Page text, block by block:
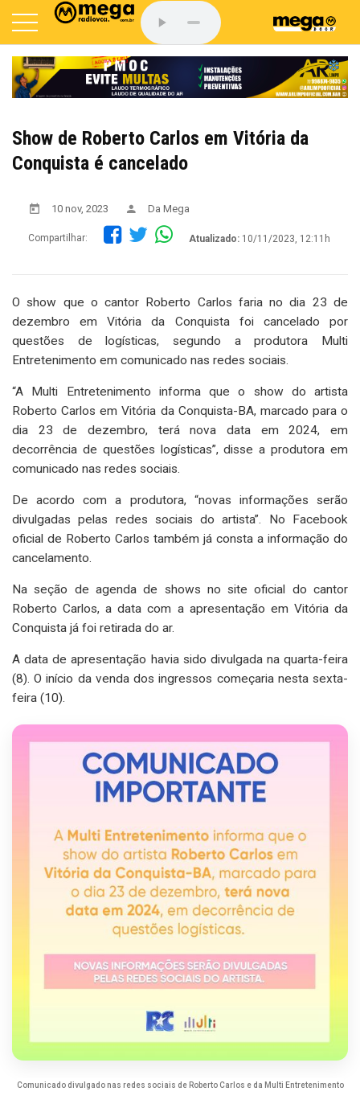
Show de Roberto Carlos em Vitória da
Conquista é cancelado
10 nov, 2023 Da Mega
Compartilhar: Atualizado: 10/11/2023, 12:11h
O show que o cantor Roberto Carlos faria no dia 23 de
dezembro em Vitória da Conquista foi cancelado por
questões de logísticas, segundo a produtora Multi
Entretenimento em comunicado nas redes sociais.
“A Multi Entretenimento informa que o show do artista
Roberto Carlos em Vitória da Conquista-BA, marcado para o
dia 23 de dezembro, terá nova data em 2024, em
decorrência de questões logísticas”, disse a produtora em
comunicado nas redes sociais.
De acordo com a produtora, “novas informações serão
divulgadas pelas redes sociais do artista”. No Facebook
oficial de Roberto Carlos também já consta a informação do
cancelamento.
Na seção de agenda de shows no site oficial do cantor
Roberto Carlos, a data com a apresentação em Vitória da
Conquista já foi retirada do ar.
A data de apresentação havia sido divulgada na quarta-feira
(8). O início da venda dos ingressos começaria nesta sexta-
feira (10).
Comunicado divulgado nas redes sociais de Roberto Carlos e da Multi Entretenimento